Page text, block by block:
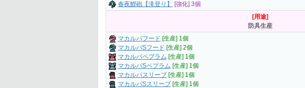
春夜鯉砲【滝登り】
[強化] 3個
[用途]
防具生産
マカルパフード [生産] 1個
マカルパSフード [生産] 2個
マカルパペプラム [生産] 1個
マカルパSペプラム [生産] 1個
マカルパスリーブ [生産] 1個
マカルパSスリーブ [生産] 1個